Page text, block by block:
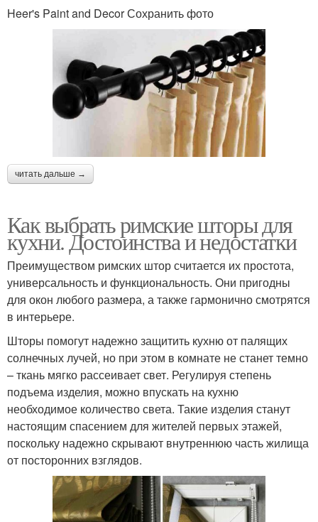
Heer's Paint and Decor Сохранить фото
читать дальше →
Как выбрать римские шторы для
кухни. Достоинства и недостатки
Преимуществом римских штор считается их простота,
универсальность и функциональность. Они пригодны
для окон любого размера, а также гармонично смотрятся
в интерьере.
Шторы помогут надежно защитить кухню от палящих
солнечных лучей, но при этом в комнате не станет темно
– ткань мягко рассеивает свет. Регулируя степень
подъема изделия, можно впускать на кухню
необходимое количество света. Такие изделия станут
настоящим спасением для жителей первых этажей,
поскольку надежно скрывают внутреннюю часть жилища
от посторонних взглядов.